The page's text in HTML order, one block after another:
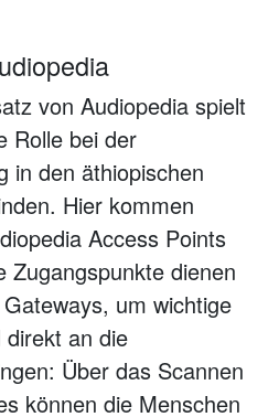
von Audiopedia spielt
Rolle bei der
in den äthiopischen
Hier kommen
Access Points
Zugangspunkte dienen
um wichtige
direkt an die
Über das Scannen
können die Menschen